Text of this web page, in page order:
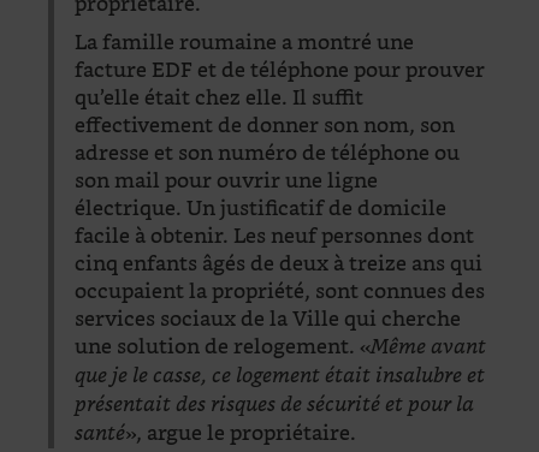
La famille roumaine a montré une
facture EDF et de téléphone pour prouver
qu’elle était chez elle. Il suffit
effectivement de donner son nom, son
adresse et son numéro de téléphone ou
son mail pour ouvrir une ligne
électrique. Un justificatif de domicile
facile à obtenir. Les neuf personnes dont
cinq enfants âgés de deux à treize ans qui
occupaient la propriété, sont connues des
services sociaux de la Ville qui cherche
une solution de relogement. «Même avant
que je le casse, ce logement était insalubre et
présentait des risques de sécurité et pour la
santé», argue le propriétaire.